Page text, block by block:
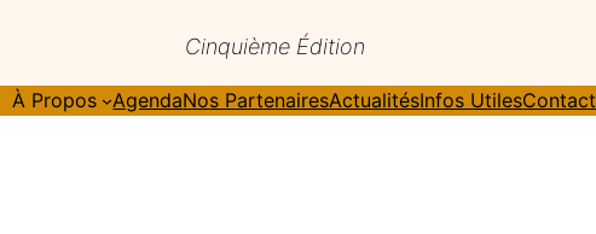
Cinquième Édition
À Propos AgendaNos PartenairesActualitésInfos UtilesContact